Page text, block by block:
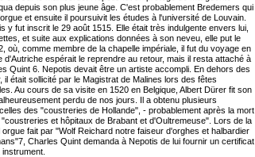
depuis son plus jeune âge. C'est probablement Bredemers qui
et ensuite il poursuivit les études à l'université de Louvain.
y fut inscrit le 29 août 1515. Elle était très indulgente envers lui,
et suite aux explications données à son neveu, elle put le
où, comme membre de la chapelle impériale, il fut du voyage en
d'Autriche espérait le reprendre au retour, mais il resta attaché à
Quint 6. Nepotis devait être un artiste accompli. En dehors des
il était sollicité par le Magistrat de Malines lors des fêtes
Au cours de sa visite en 1520 en Belgique, Albert Dürer fit son
perdu de nos jours. Il a obtenu plusieurs
des "coustreries de Hollande", - probablement après la mort
et hôpitaux de Brabant et d'Oultremeuse". Lors de la
fait par "Wolf Reichard notre faiseur d'orghes et halbardier
Charles Quint demanda à Nepotis de lui fournir un certificat